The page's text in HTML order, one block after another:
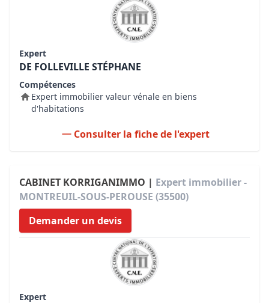
Expert
DE FOLLEVILLE STÉPHANE
Compétences
Expert immobilier valeur vénale en biens
d'habitations
Consulter la fiche de l'expert
CABINET KORRIGANIMMO | Expert immobilier -
MONTREUIL-SOUS-PEROUSE (35500)
Demander un devis
Expert